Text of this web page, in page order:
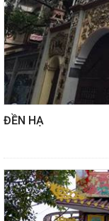
ĐỀN HẠ